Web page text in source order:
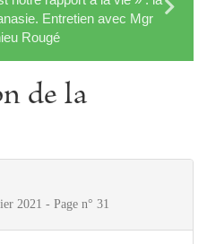
Entretien avec Mgr
Rougé
de la
2021 - Page n° 31